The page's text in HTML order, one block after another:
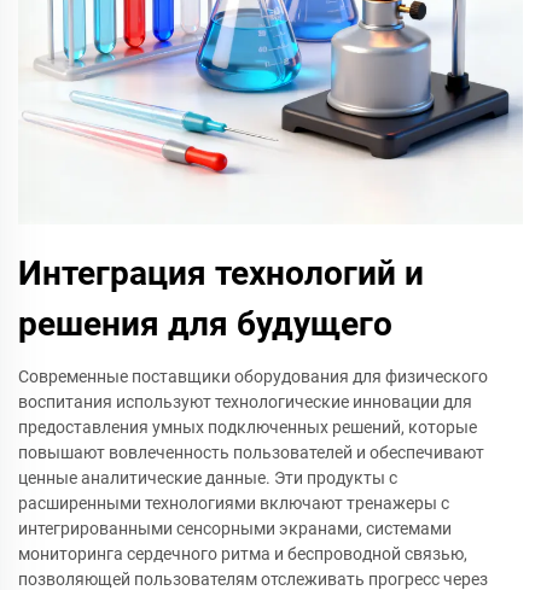
Интеграция технологий и
решения для будущего
Современные поставщики оборудования для физического
воспитания используют технологические инновации для
предоставления умных подключенных решений, которые
повышают вовлеченность пользователей и обеспечивают
ценные аналитические данные. Эти продукты с
расширенными технологиями включают тренажеры с
интегрированными сенсорными экранами, системами
мониторинга сердечного ритма и беспроводной связью,
позволяющей пользователям отслеживать прогресс через